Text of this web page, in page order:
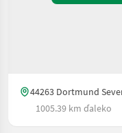
44263 Dortmund
1005.39 km ďaleko